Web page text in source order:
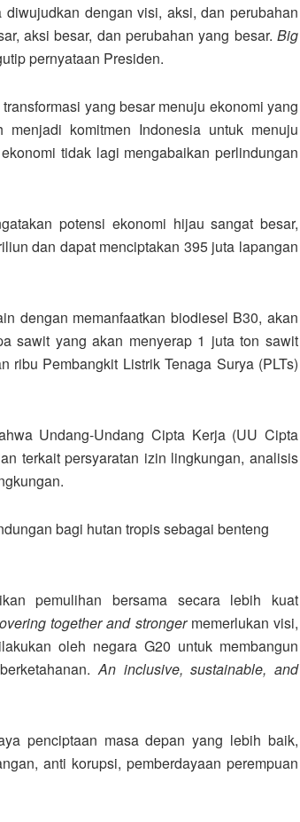
dengan visi, aksi, dan perubahan
aksi besar, dan perubahan yang besar. Big
pernyataan Presiden.
yang besar menuju ekonomi yang
menjadi komitmen Indonesia untuk menuju
tidak lagi mengabaikan perlindungan
potensi ekonomi hijau sangat besar,
dan dapat menciptakan 395 juta lapangan
dengan memanfaatkan biodiesel B30, akan
sawit yang akan menyerap 1 juta ton sawit
ribu Pembangkit Listrik Tenaga Surya (PLTs)
Undang-Undang Cipta Kerja (UU Cipta
terkait persyaratan izin lingkungan, analisis
bagi hutan tropis sebagai benteng
pemulihan bersama secara lebih kuat
together and stronger memerlukan visi,
oleh negara G20 untuk membangun
An inclusive, sustainable, and
penciptaan masa depan yang lebih baik,
anti korupsi, pemberdayaan perempuan